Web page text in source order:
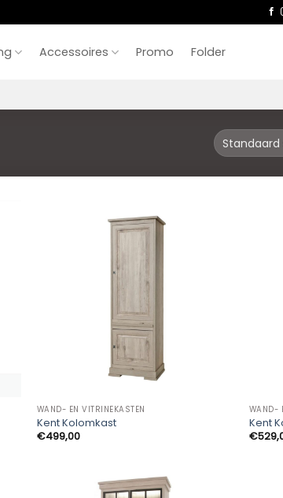
Accessoires Promo Folder
WAND- EN VITRINEKASTEN
Kent Kolomkast
€499,00
WAND-
Kent
€